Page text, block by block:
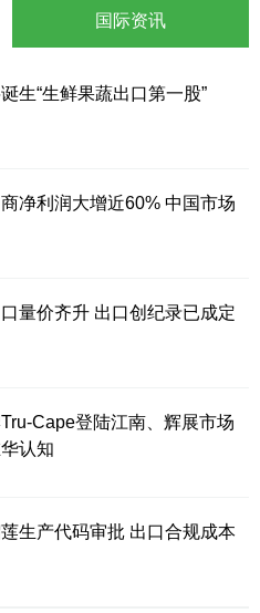
生“生鲜果蔬出口第一股”
净利润大增近60% 中国市场
量价齐升 出口创纪录已成定
Cape登陆江南、辉展市场
认知
生产代码审批 出口合规成本
国际资讯